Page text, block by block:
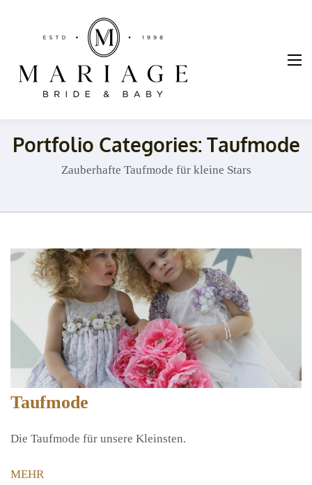
Portfolio Categories: Taufmode
Zauberhafte Taufmode für kleine Stars
Taufmode
Die Taufmode für unsere Kleinsten.
MEHR